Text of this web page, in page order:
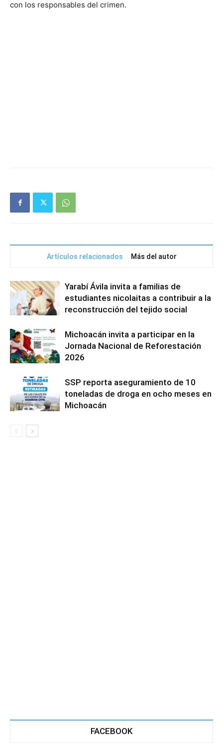
con los responsables del crimen.
Artículos relacionados Más del autor
Yarabí Ávila invita a familias de
estudiantes nicolaitas a contribuir a la
reconstrucción del tejido social
Michoacán invita a participar en la
Jornada Nacional de Reforestación
2026
SSP reporta aseguramiento de 10
toneladas de droga en ocho meses en
Michoacán
FACEBOOK